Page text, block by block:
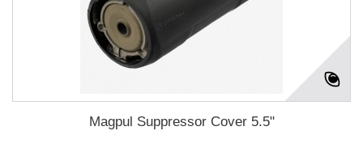
Magpul Suppressor Cover 5.5"